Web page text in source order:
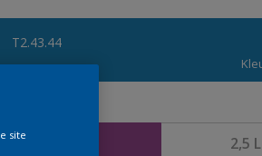
T2.43.44
2,5 L
site